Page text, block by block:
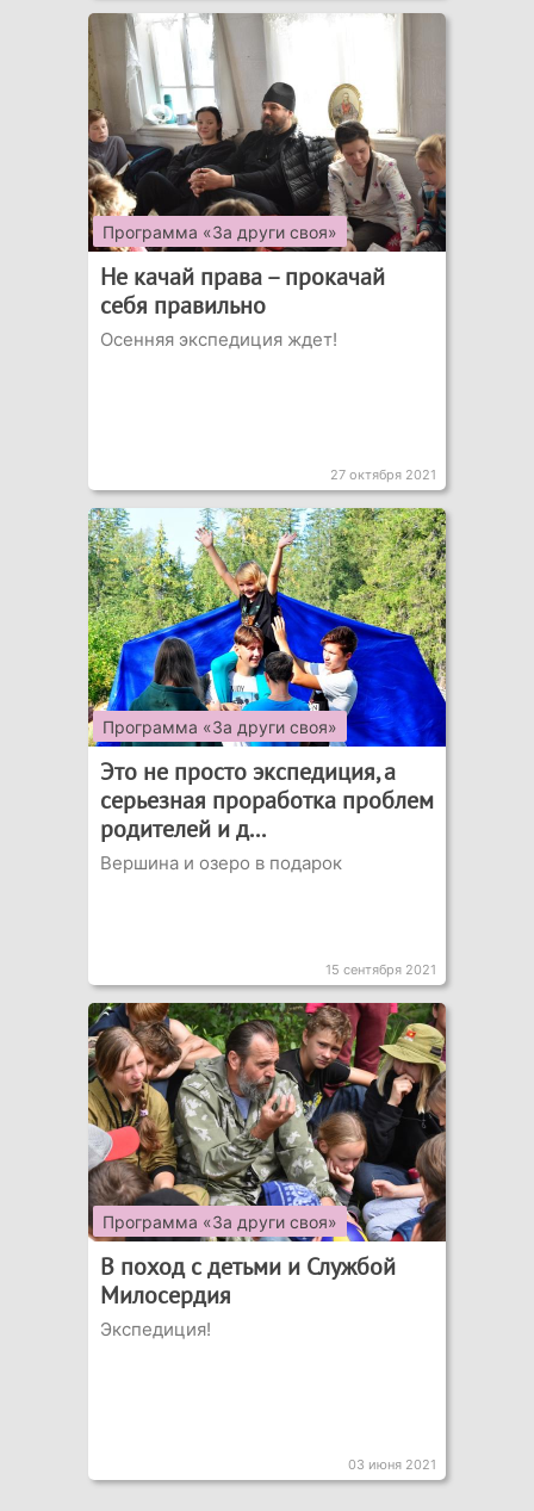
Программа «За други своя»
Не качай права – прокачай
себя правильно
Осенняя экспедиция ждет!
27 октября 2021
Программа «За други своя»
Это не просто экспедиция, а
серьезная проработка проблем
родителей и д...
Вершина и озеро в подарок
15 сентября 2021
Программа «За други своя»
В поход с детьми и Службой
Милосердия
Экспедиция!
03 июня 2021